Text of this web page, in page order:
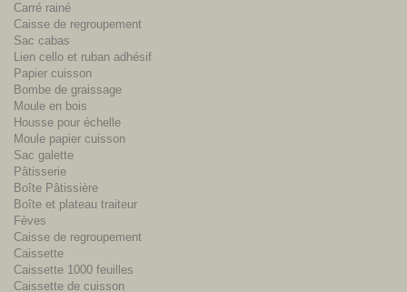
Carré rainé
Caisse de regroupement
Sac cabas
Lien cello et ruban adhésif
Papier cuisson
Bombe de graissage
Moule en bois
Housse pour échelle
Moule papier cuisson
Sac galette
Pâtisserie
Boîte Pâtissière
Boîte et plateau traiteur
Fèves
Caisse de regroupement
Caissette
Caissette 1000 feuilles
Caissette de cuisson